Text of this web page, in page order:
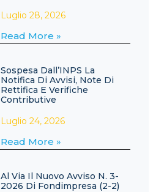
Luglio 28, 2026
Read More »
Sospesa Dall’INPS La
Notifica Di Avvisi, Note Di
Rettifica E Verifiche
Contributive
Luglio 24, 2026
Read More »
Al Via Il Nuovo Avviso N. 3-
2026 Di Fondimpresa (2-2)